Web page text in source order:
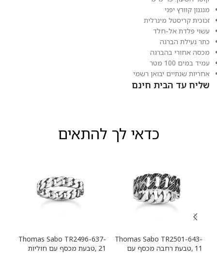
מנגנון קוורץ יפני
זכוכית קריסטל מינרלית
עשוי פלדת אל-חלד
כתר נעילת הברגה
מכסה אחורי בהברגה
עמיד במים 100 מטר
אחריות שנתיים יבואן רשמי
שליח עד הבית חינם
כדאי לך להתאים
Thomas Sabo TR2501-643-
11 ,טבעת רחבה מכסף עם
Thomas Sabo TR2496-637-
21 ,טבעת מכסף עם חוליות